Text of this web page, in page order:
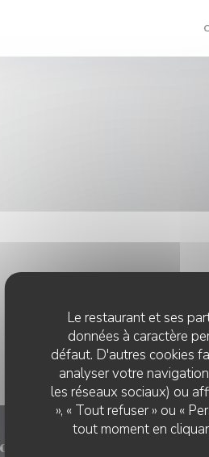
Le restaurant et ses
données à caractère
défaut. D'autres cookies
analyser votre
les réseaux sociaux) ou
», « Tout refuser » ou «
tout moment en